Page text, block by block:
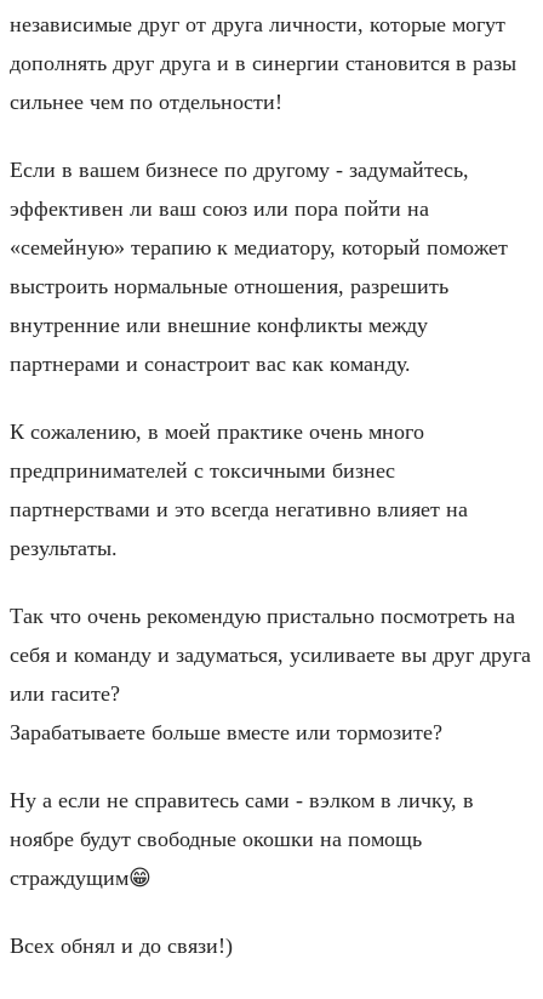
независимые друг от друга личности, которые могут
дополнять друг друга и в синергии становится в разы
сильнее чем по отдельности!
Если в вашем бизнесе по другому - задумайтесь,
эффективен ли ваш союз или пора пойти на
«семейную» терапию к медиатору, который поможет
выстроить нормальные отношения, разрешить
внутренние или внешние конфликты между
партнерами и сонастроит вас как команду.
К сожалению, в моей практике очень много
предпринимателей с токсичными бизнес
партнерствами и это всегда негативно влияет на
результаты.
Так что очень рекомендую пристально посмотреть на
себя и команду и задуматься, усиливаете вы друг друга
или гасите?
Зарабатываете больше вместе или тормозите?
Ну а если не справитесь сами - вэлком в личку, в
ноябре будут свободные окошки на помощь
страждущим😁
Всех обнял и до связи!)